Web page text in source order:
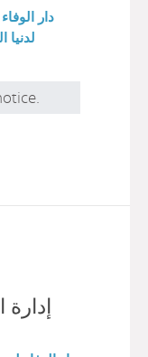
دار الوفاء
لدنيا